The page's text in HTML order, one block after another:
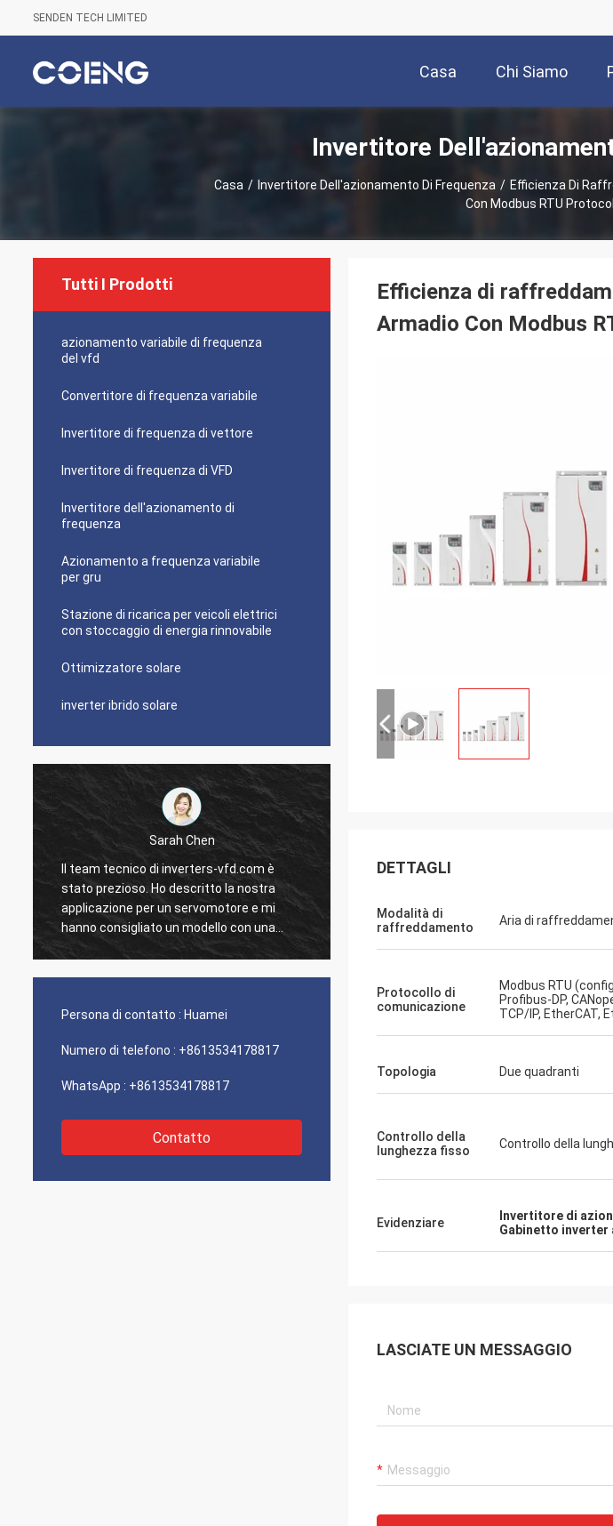
SENDEN TECH LIMITED
Casa Chi Siamo
Invertitore
Casa / Invertitore Dell'azionamento Di Frequenza / Efficienza Di
Con Modbus RTU
Tutti I Prodotti
azionamento variabile di frequenza
del vfd
Convertitore di frequenza variabile
Invertitore di frequenza di vettore
Invertitore di frequenza di VFD
Invertitore dell'azionamento di
frequenza
Azionamento a frequenza variabile
per gru
Stazione di ricarica per veicoli elettrici
con stoccaggio di energia rinnovabile
Ottimizzatore solare
inverter ibrido solare
Sarah Chen
Il team tecnico di inverters-vfd.com è
stato prezioso. Ho descritto la nostra
applicazione per un servomotore e mi
hanno consigliato un modello con una
risposta dinamica superiore.
Il nostro ordine di più unità PLC e HMI è
con una velocità sorprendente. Da quando
li abbiamo integrati, la comunicazione del
nostro sistema di controllo è più robusta.
solide prestazioni di questi componenti.
Un'esperienza senza problemi su tutti i
Persona di contatto : Huamei
Numero di telefono : +8613534178817
WhatsApp : +8613534178817
Contatto
Efficienza di
Armadio Con Modbus
DETTAGLI
Modalità di
raffreddamento
Aria di
Protocollo di
comunicazione
Modbus RTU
Profibus-DP,
TCP/IP, EtherCAT,
Topologia Due quadranti
Controllo della
lunghezza fisso
Controllo della
Evidenziare Invertitore di
Gabinetto inverter
LASCIATE UN MESSAGGIO